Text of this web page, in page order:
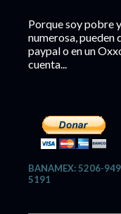
Porque soy pobre
numerosa, pueden
paypal o en un
cuenta...
BANAMEX: 5206-
5191